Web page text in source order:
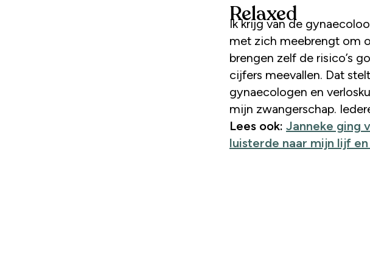
Relaxed
Ik krijg van de
met zich meebrengt om
brengen zelf de risico’s
cijfers meevallen. Dat
gynaecologen en
mijn zwangerschap.
Lees ook: Janneke ging
luisterde naar mijn lijf en